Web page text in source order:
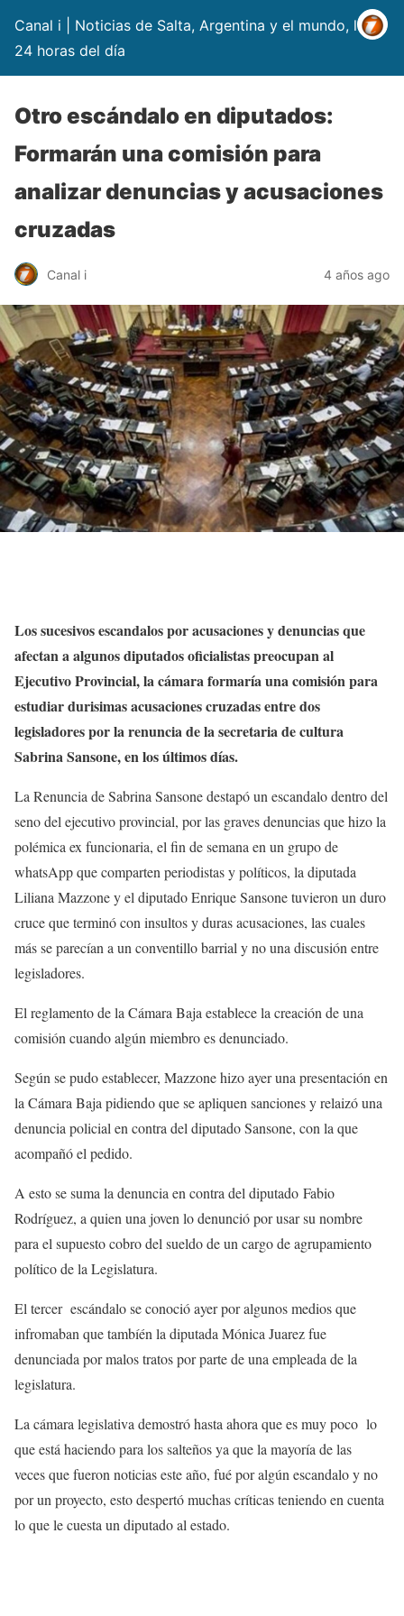
Canal i | Noticias de Salta, Argentina y el mundo, las
24 horas del día
Otro escándalo en diputados:
Formarán una comisión para
analizar denuncias y acusaciones
cruzadas
Canal i 4 años ago
Los sucesivos escandalos por acusaciones y denuncias que
afectan a algunos diputados oficialistas preocupan al
Ejecutivo Provincial, la cámara formaría una comisión para
estudiar durisimas acusaciones cruzadas entre dos
legisladores por la renuncia de la secretaria de cultura
Sabrina Sansone, en los últimos días.
La Renuncia de Sabrina Sansone destapó un escandalo dentro del
seno del ejecutivo provincial, por las graves denuncias que hizo la
polémica ex funcionaria, el fin de semana en un grupo de
whatsApp que comparten periodistas y políticos, la diputada
Liliana Mazzone y el diputado Enrique Sansone tuvieron un duro
cruce que terminó con insultos y duras acusaciones, las cuales
más se parecían a un conventillo barrial y no una discusión entre
legisladores.
El reglamento de la Cámara Baja establece la creación de una
comisión cuando algún miembro es denunciado.
Según se pudo establecer, Mazzone hizo ayer una presentación en
la Cámara Baja pidiendo que se apliquen sanciones y relaizó una
denuncia policial en contra del diputado Sansone, con la que
acompañó el pedido.
A esto se suma la denuncia en contra del diputado Fabio
Rodríguez, a quien una joven lo denunció por usar su nombre
para el supuesto cobro del sueldo de un cargo de agrupamiento
político de la Legislatura.
El tercer escándalo se conoció ayer por algunos medios que
infromaban que tambíén la diputada Mónica Juarez fue
denunciada por malos tratos por parte de una empleada de la
legislatura.
La cámara legislativa demostró hasta ahora que es muy poco lo
que está haciendo para los salteños ya que la mayoría de las
veces que fueron noticias este año, fué por algún escandalo y no
por un proyecto, esto despertó muchas críticas teniendo en cuenta
lo que le cuesta un diputado al estado.